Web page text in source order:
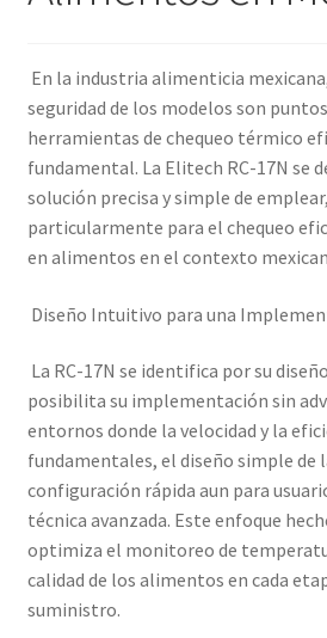
En la industria alimenticia
seguridad de los modelos son
herramientas de chequeo térmico
fundamental. La Elitech RC-17N se
solución precisa y simple de
particularmente para el chequeo
en alimentos en el contexto
Diseño Intuitivo para una
La RC-17N se identifica por su
posibilita su implementación sin
entornos donde la velocidad y la
fundamentales, el diseño simple de
configuración rápida aun para
técnica avanzada. Este enfoque
optimiza el monitoreo de
calidad de los alimentos en cada
suministro.